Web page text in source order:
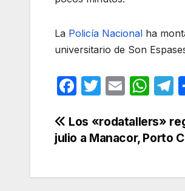
La Policía Nacional ha
universitario de Son
F
c
e
o
T
itt
er
E
ail
W
at
s
p
e
Navegación
de
entradas
Los «rodatallers»
julio a Manacor, Porto